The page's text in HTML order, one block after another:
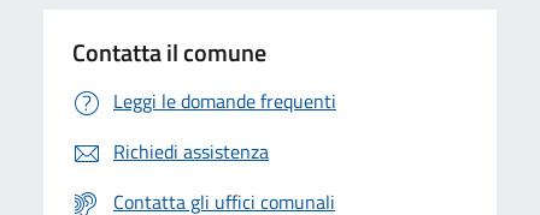
Contatta il comune
Leggi le domande frequenti
Richiedi assistenza
Contatta gli uffici comunali